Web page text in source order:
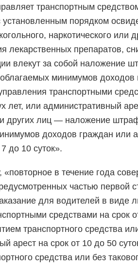
транспортным
установленным порядком
наркотического или
лекарственных препаратов,
влекут за собой наложение
минимумов доходов
транспортными
лет, или административный
и других лиц — наложение
доходов граждан или
до 10 суток».
«повторное в течение года
частью первой
для водителей в виде
средствами на срок
транспортного средства
арест на срок от 10 до 50
средства или без